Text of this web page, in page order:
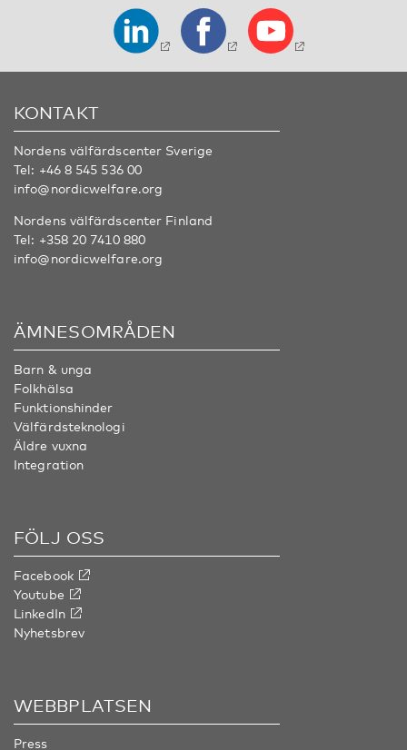
KONTAKT
Nordens välfärdscenter Sverige
Tel: +46 8 545 536 00
info@nordicwelfare.org
Nordens välfärdscenter Finland
Tel: +358 20 7410 880
info@nordicwelfare.org
ÄMNESOMRÅDEN
Barn & unga
Folkhälsa
Funktionshinder
Välfärdsteknologi
Äldre vuxna
Integration
FÖLJ OSS
Facebook
Youtube
LinkedIn
Nyhetsbrev
WEBBPLATSEN
Press